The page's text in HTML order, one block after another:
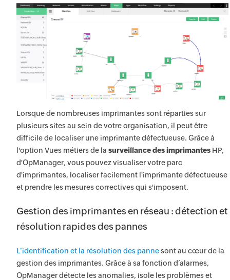
Lorsque de nombreuses imprimantes sont réparties sur
plusieurs sites au sein de votre organisation, il peut être
difficile de localiser une imprimante défectueuse. Grâce à
l'option Vues métiers de lasurveillance des imprimantes HP,
d'OpManager, vous pouvez visualiser votre parc
d'imprimantes, localiser facilement l'imprimante défectueuse
et prendre les mesures correctives qui s'imposent.
Gestion des imprimantes en réseau : détection et
résolution rapides des pannes
L’identification et la résolution des pannesont au cœur de la
gestion des imprimantes. Grâce à sa fonction d’alarmes,
OpManager détecte les anomalies, isole les problèmes et